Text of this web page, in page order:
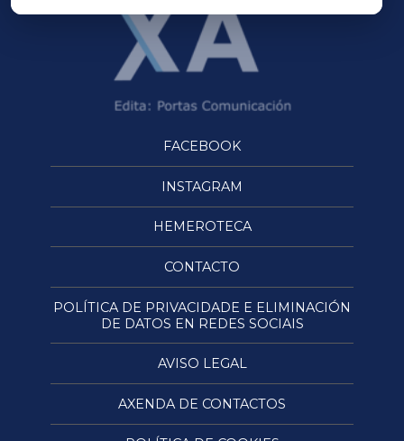
FACEBOOK
INSTAGRAM
HEMEROTECA
CONTACTO
POLÍTICA DE PRIVACIDADE E ELIMINACIÓN
DE DATOS EN REDES SOCIAIS
AVISO LEGAL
AXENDA DE CONTACTOS